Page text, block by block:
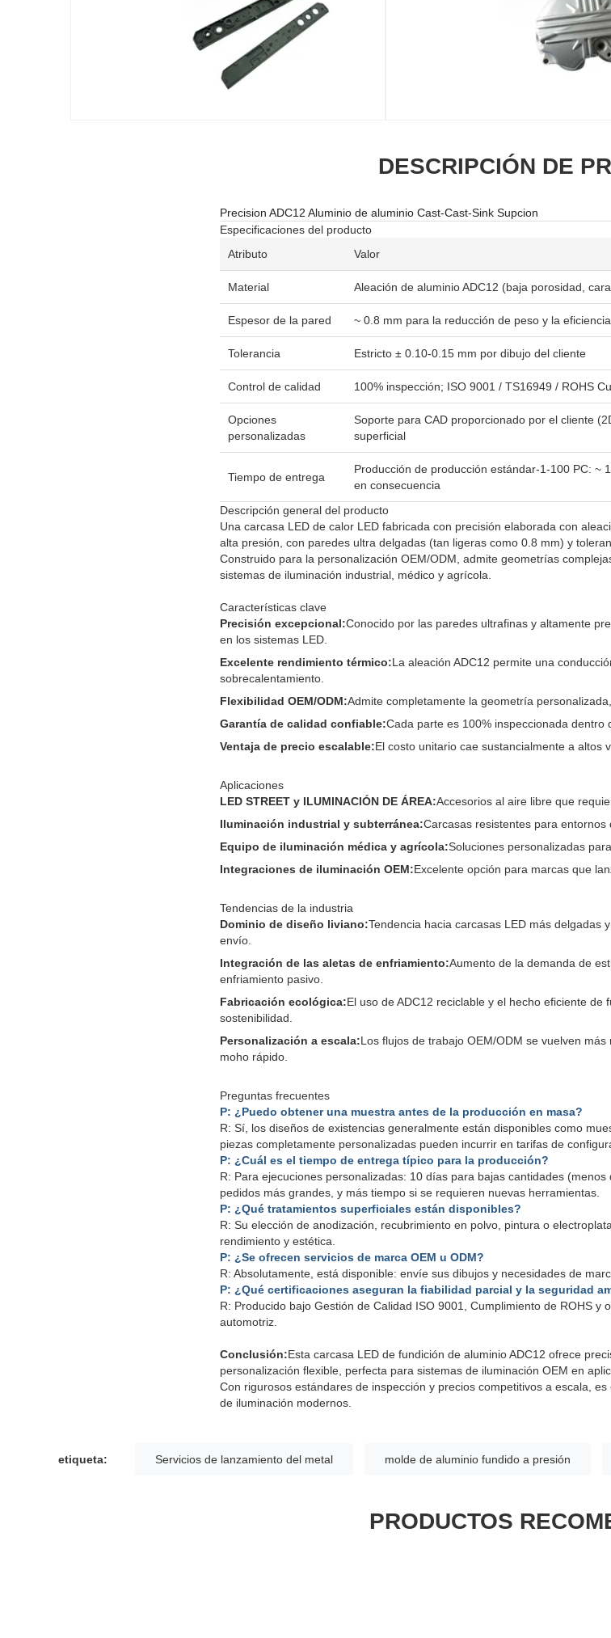
DESCRIPCIÓN DE
Precision ADC12 Aluminio de aluminio Cast-Cast-Sink Supcion
Especificaciones del producto
Atributo
Valor
Material Aleación de aluminio ADC12 (baja porosidad,
Espesor de la pared ~ 0.8 mm para la reducción de peso y la
Tolerancia Estricto ± 0.10-0.15 mm por dibujo del cliente
Control de calidad 100% inspección; ISO 9001 / TS16949 / ROHS
Opciones
personalizadas
Soporte para CAD proporcionado por el cliente
superficial
Tiempo de entrega
Producción de producción estándar-1-100 PC: ~
en consecuencia
Descripción general del producto
Una carcasa LED de calor LED fabricada con precisión elaborada con
alta presión, con paredes ultra delgadas (tan ligeras como 0.8 mm) y
Construido para la personalización OEM/ODM, admite geometrías
sistemas de iluminación industrial, médico y agrícola.
Características clave
Precisión excepcional:Conocido por las paredes ultrafinas y altamente
en los sistemas LED.
Excelente rendimiento térmico:La aleación ADC12 permite una
sobrecalentamiento.
Flexibilidad OEM/ODM:Admite completamente la geometría
Garantía de calidad confiable:Cada parte es 100% inspeccionada dentro
Ventaja de precio escalable:El costo unitario cae sustancialmente a altos
Aplicaciones
LED STREET y ILUMINACIÓN DE ÁREA:Accesorios al aire libre que
Iluminación industrial y subterránea:Carcasas resistentes para entornos
Equipo de iluminación médica y agrícola:Soluciones personalizadas
Integraciones de iluminación OEM:Excelente opción para marcas que
Tendencias de la industria
Dominio de diseño liviano:Tendencia hacia carcasas LED más delgadas
envío.
Integración de las aletas de enfriamiento:Aumento de la demanda de
enfriamiento pasivo.
Fabricación ecológica:El uso de ADC12 reciclable y el hecho eficiente
sostenibilidad.
Personalización a escala:Los flujos de trabajo OEM/ODM se vuelven
moho rápido.
Preguntas frecuentes
P: ¿Puedo obtener una muestra antes de la producción en masa?
R: Sí, los diseños de existencias generalmente están disponibles como
piezas completamente personalizadas pueden incurrir en tarifas de
P: ¿Cuál es el tiempo de entrega típico para la producción?
R: Para ejecuciones personalizadas: 10 días para bajas cantidades
pedidos más grandes, y más tiempo si se requieren nuevas herramientas.
P: ¿Qué tratamientos superficiales están disponibles?
R: Su elección de anodización, recubrimiento en polvo, pintura o
rendimiento y estética.
P: ¿Se ofrecen servicios de marca OEM u ODM?
R: Absolutamente, está disponible: envíe sus dibujos y necesidades de
P: ¿Qué certificaciones aseguran la fiabilidad parcial y la seguridad
R: Producido bajo Gestión de Calidad ISO 9001, Cumplimiento de ROHS
automotriz.
Conclusión:Esta carcasa LED de fundición de aluminio ADC12 ofrece
personalización flexible, perfecta para sistemas de iluminación OEM en
Con rigurosos estándares de inspección y precios competitivos a escala,
de iluminación modernos.
etiqueta: Servicios de lanzamiento del metal molde de aluminio fundido a presión
PRODUCTOS